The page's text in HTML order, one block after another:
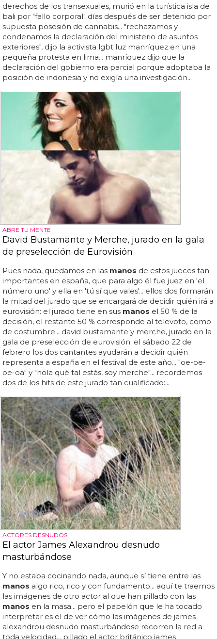
derechos de los transexuales, murió en la turística isla de
bali por "fallo corporal" días después de ser detenido por
supuesta posesión de cannabis... "rechazamos y
condenamos la declaración del ministerio de asuntos
exteriores", dijo la activista lgbt luz manríquez en una
pequeña protesta en lima... manríquez dijo que la
declaración del gobierno era parcial porque adoptaba la
posición de indonesia y no exigía una investigación...
ABRE TU MENTE
David Bustamante y Merche, jurado en la gala
de preselección de Eurovisión
Pues nada, quedamos en las manos de estos jueces tan
importantes en españa, que para algo él fue juez en 'el
número uno' y ella en 'tú sí que vales'... ellos dos formarán
la mitad del jurado que se encargará de decidir quién irá a
eurovisión: el jurado tiene en sus manos el 50 % de la
decisión, el restante 50 % corresponde al televoto, como
de costumbre... david bustamante y merche, jurado en la
gala de preselección de eurovisión: el sábado 22 de
febrero los dos cantantes ayudarán a decidir quién
representa a españa en el festival de este año... "oe-oe-
oe-oa" y "hola qué tal estás, soy merche"... recordemos
dos de los hits de este jurado tan cualificado:...
ACTORES DESNUDOS
El actor James Alexandrou desnudo
masturbándose
Y no estaba cocinando nada, aunque sí tiene entre las
manos algo rico, rico y con fundamento... aquí te traemos
las imágenes de otro actor al que han pillado con las
manos en la masa... pero el papelón que le ha tocado
interpretar es el de ver cómo las imágenes de james
alexandrou desnudo masturbándose recorren la red a
toda velocidad... pillado el actor británico james